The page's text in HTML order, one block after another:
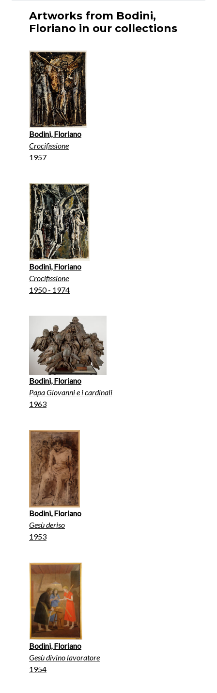
Artworks from Bodini,
Floriano in our collections
Bodini, Floriano
Crocifissione
1957
Bodini, Floriano
Crocifissione
1950 - 1974
Bodini, Floriano
Papa Giovanni e i cardinali
1963
Bodini, Floriano
Gesù deriso
1953
Bodini, Floriano
Gesù divino lavoratore
1954